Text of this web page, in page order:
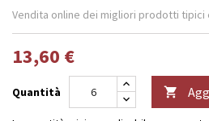
Vendita online dei migliori prodotti tipici
13,60 €
Quantità 